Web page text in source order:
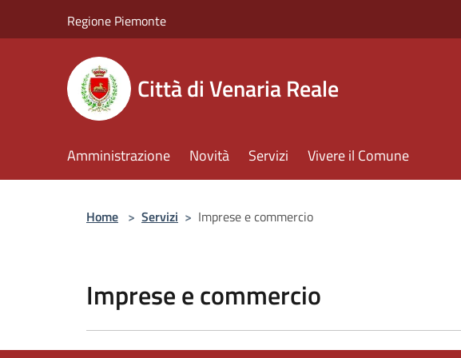
Regione Piemonte
Città di Venaria Reale
Amministrazione Novità Servizi Vivere il Comune
Home > Servizi > Imprese e commercio
Imprese e commercio